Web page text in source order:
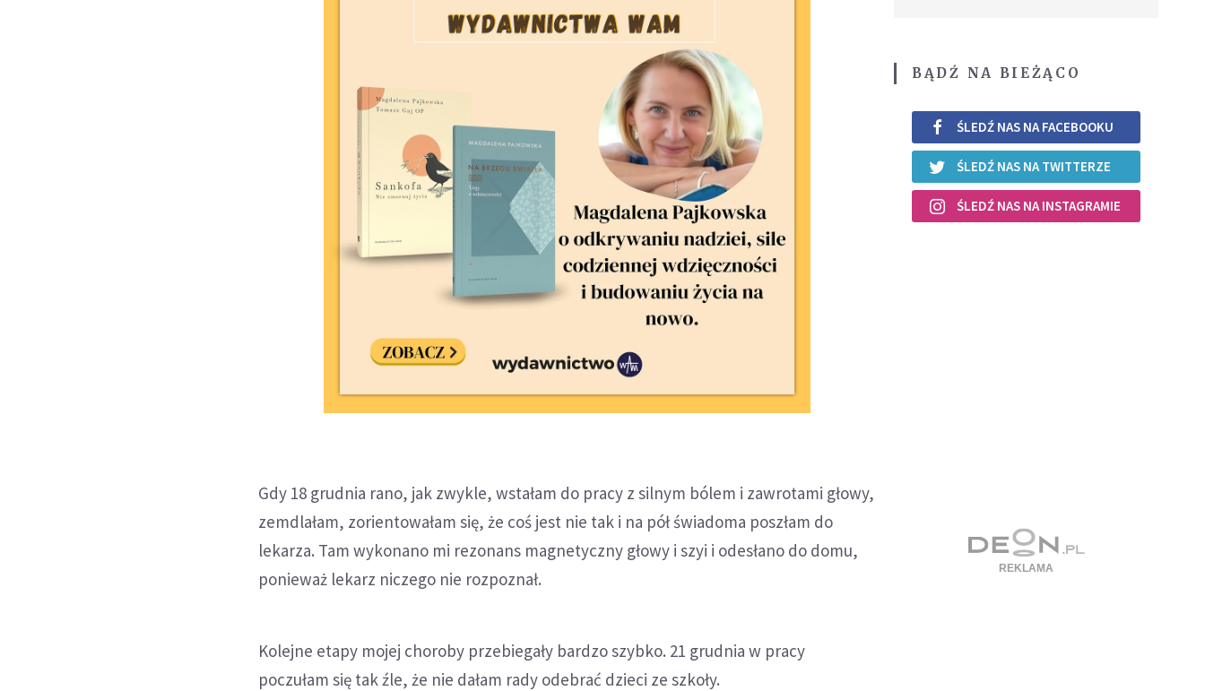
Gdy 18 grudnia rano, jak zwykle, wstałam do pracy z silnym bólem i zawrotami głowy,
zemdlałam, zorientowałam się, że coś jest nie tak i na pół świadoma poszłam do
lekarza. Tam wykonano mi rezonans magnetyczny głowy i szyi i odesłano do domu,
ponieważ lekarz niczego nie rozpoznał.
Kolejne etapy mojej choroby przebiegały bardzo szybko. 21 grudnia w pracy
poczułam się tak źle, że nie dałam rady odebrać dzieci ze szkoły.
BĄDŹ NA BIEŻĄCO
ŚLEDŹ NAS NA FACEBOOKU
ŚLEDŹ NAS NA TWITTERZE
ŚLEDŹ NAS NA INSTAGRAMIE